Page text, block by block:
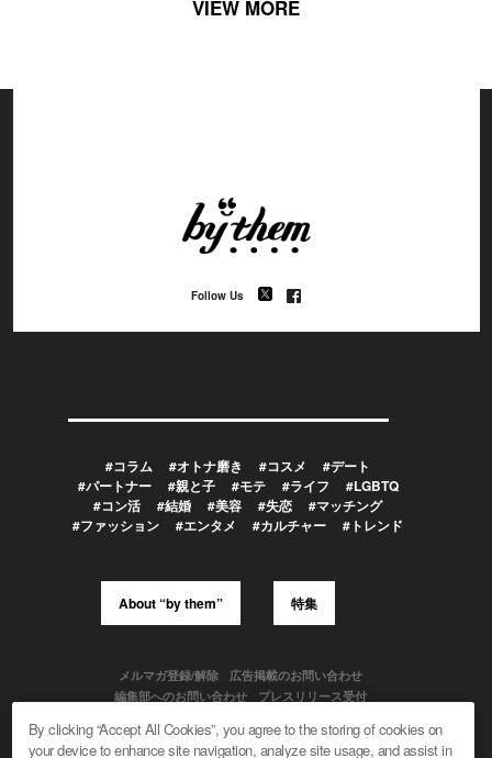
VIEW MORE
Follow Us
#コラム #オトナ磨き #コスメ
#デート
#パートナー
#親と子 #モテ #ライフ
#LGBTQ
#コン活
#結婚 #美容 #失恋
#マッチング
#ファッション
#エンタメ #カルチャー #トレンド
About “by them” 特集
メルマガ登録/解除
広告掲載のお問い合わせ
編集部へのお問い合わせ
プレスリリース受付
By clicking “Accept All Cookies”, you agree to the storing of cookies on
your device to enhance site navigation, analyze site usage, and assist in